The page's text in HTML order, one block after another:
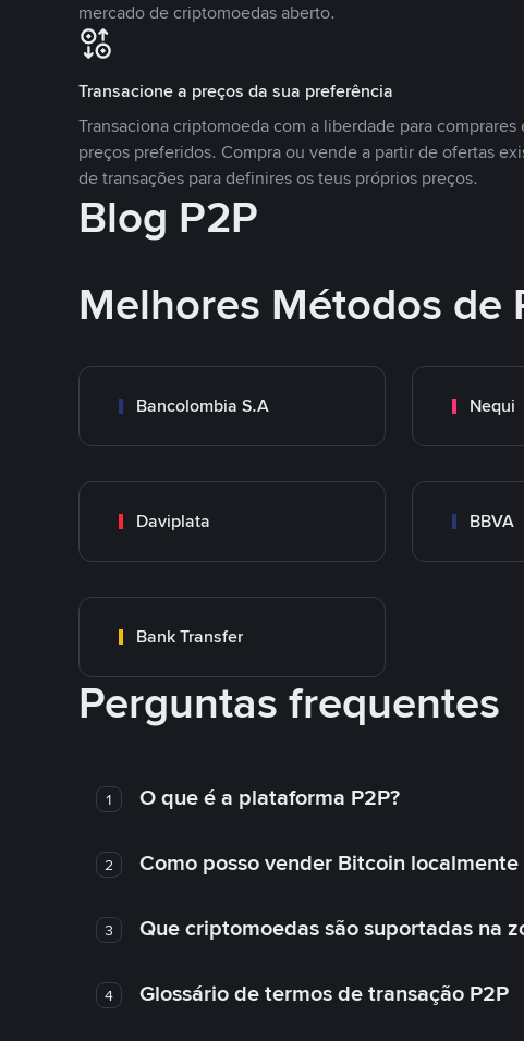
mercado de criptomoedas aberto.
Transacione a preços da sua preferência
Transaciona criptomoeda com a liberdade para comprares
preços preferidos. Compra ou vende a partir de ofertas
de transações para definires os teus próprios preços.
Blog P2P
Melhores Métodos de
Bancolombia S.A Nequi
Daviplata BBVA
Bank Transfer
Perguntas frequentes
1 O que é a plataforma P2P?
2 Como posso vender Bitcoin localmente
3 Que criptomoedas são suportadas na
4 Glossário de termos de transação P2P